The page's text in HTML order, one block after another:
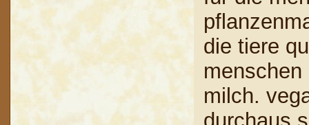
die tiere
milch.